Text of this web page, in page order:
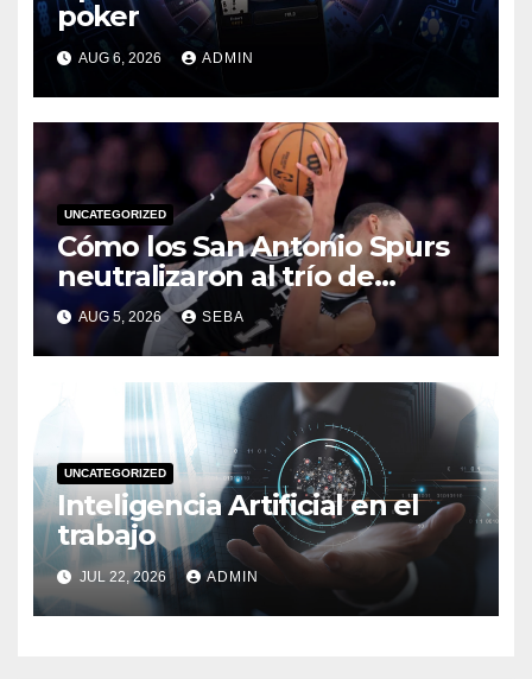
poker
AUG 6, 2026 ADMIN
UNCATEGORIZED
Cómo los San Antonio Spurs
neutralizaron al trío de
estrellas de los Miami Heat en
las Finales de 2014
AUG 5, 2026 SEBA
UNCATEGORIZED
Inteligencia Artificial en el
trabajo
JUL 22, 2026 ADMIN